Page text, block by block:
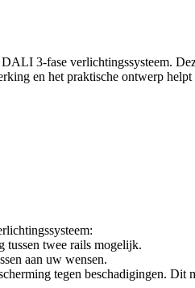
3-fase verlichtingssysteem.
en het praktische ontwerp
tussen twee rails mogelijk.
aan uw wensen.
tegen beschadigingen.